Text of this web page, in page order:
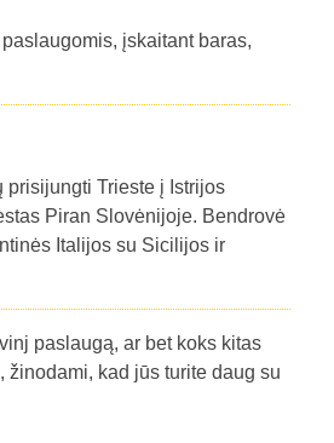
įskaitant baras,
Trieste į Istrijos
Piran Slovėnijoje. Bendrovė
Italijos su Sicilijos ir
paslaugą, ar bet koks kitas
kad jūs turite daug su